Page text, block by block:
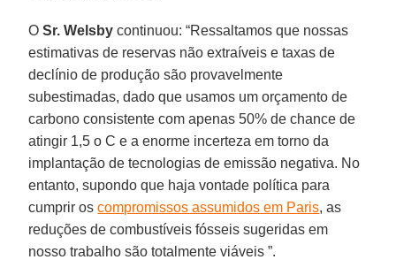
OSr. Welsby continuou: “Ressaltamos que nossas
estimativas de reservas não extraíveis e taxas de
declínio de produção são provavelmente
subestimadas, dado que usamos um orçamento de
carbono consistente com apenas 50% de chance de
atingir 1,5 o C e a enorme incerteza em torno da
implantação de tecnologias de emissão negativa. No
entanto, supondo que haja vontade política para
cumprir oscompromissos assumidos em Paris, as
reduções de combustíveis fósseis sugeridas em
nosso trabalho são totalmente viáveis ”.